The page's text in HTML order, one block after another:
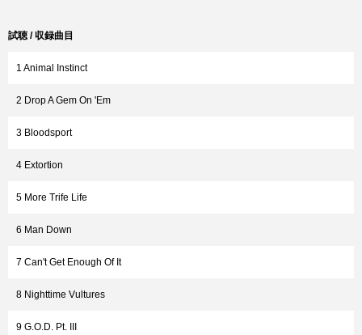
試聴 / 収録曲目
1 Animal Instinct
2 Drop A Gem On 'Em
3 Bloodsport
4 Extortion
5 More Trife Life
6 Man Down
7 Can't Get Enough Of It
8 Nighttime Vultures
9 G.O.D. Pt. III